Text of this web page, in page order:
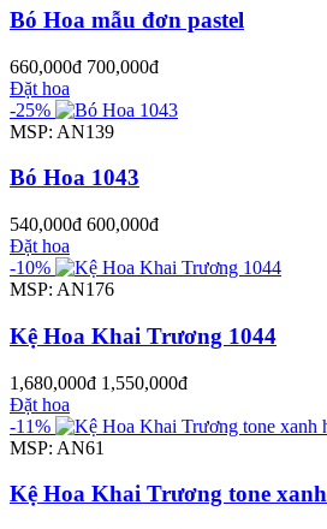
Bó Hoa mẫu đơn pastel
660,000đ 700,000đ
Đặt hoa
-25%
MSP: AN139
Bó Hoa 1043
540,000đ 600,000đ
Đặt hoa
-10%
MSP: AN176
Kệ Hoa Khai Trương 1044
1,680,000đ 1,550,000đ
Đặt hoa
-11%
MSP: AN61
Kệ Hoa Khai Trương tone